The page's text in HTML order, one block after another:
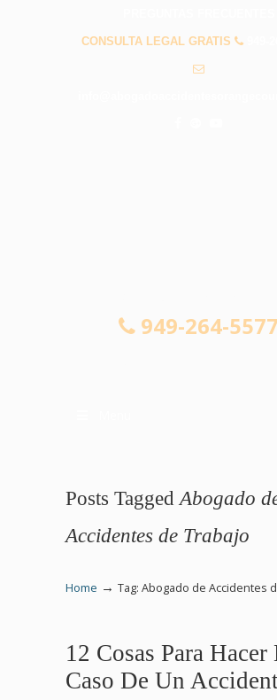
CONSULTA LEGAL GRATIS
949-264-5577
Posts Tagged Abogado
Accidentes de Trabajo
Home → Tag: Abogado de Accidentes
12 Cosas Para Hacer
Caso De Un